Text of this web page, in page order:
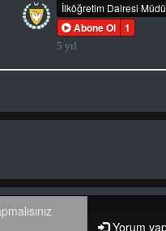
İlköğretim Dairesi
Abone Ol 1
5 yıl
Yorum